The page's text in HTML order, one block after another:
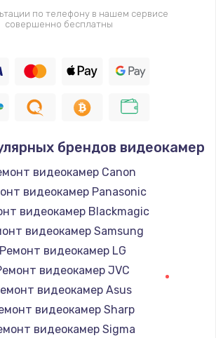
по телефону в нашем сервисе
совершенно бесплатны
брендов видеокамер
видеокамер Canon
видеокамер Panasonic
видеокамер Blackmagic
видеокамер Samsung
Ремонт видеокамер LG
видеокамер JVC
видеокамер Asus
видеокамер Sharp
видеокамер Sigma